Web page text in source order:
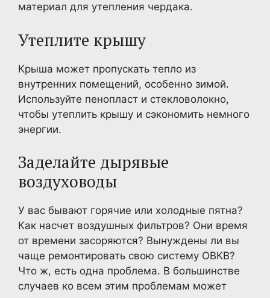
материал для утепления чердака.
Утеплите крышу
Крыша может пропускать тепло из
внутренних помещений, особенно зимой.
Используйте пенопласт и стекловолокно,
чтобы утеплить крышу и сэкономить немного
энергии.
Заделайте дырявые
воздуховоды
У вас бывают горячие или холодные пятна?
Как насчет воздушных фильтров? Они время
от времени засоряются? Вынуждены ли вы
чаще ремонтировать свою систему ОВКВ?
Что ж, есть одна проблема. В большинстве
случаев ко всем этим проблемам может